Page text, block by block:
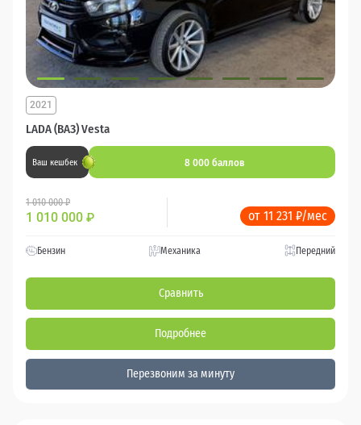
LADA (ВАЗ) Vesta
2021
Ваш кешбек 8 000 баллов
1 010 000 ₽
1 010 000 ₽ от 11 231 ₽/мес
Бензин Механика Передний
Сравнить
Подробнее
Перезвоним за минуту